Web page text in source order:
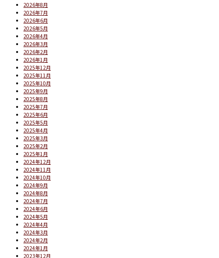
2026年8月
2026年7月
2026年6月
2026年5月
2026年4月
2026年3月
2026年2月
2026年1月
2025年12月
2025年11月
2025年10月
2025年9月
2025年8月
2025年7月
2025年6月
2025年5月
2025年4月
2025年3月
2025年2月
2025年1月
2024年12月
2024年11月
2024年10月
2024年9月
2024年8月
2024年7月
2024年6月
2024年5月
2024年4月
2024年3月
2024年2月
2024年1月
2023年12月